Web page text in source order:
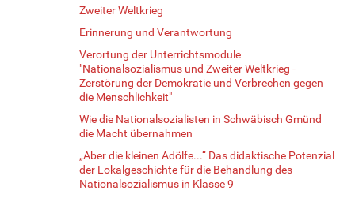
Zweiter Weltkrieg
Erinnerung und Verantwortung
Verortung der Unterrichtsmodule
"Nationalsozialismus und Zweiter Weltkrieg -
Zerstörung der Demokratie und Verbrechen gegen
die Menschlichkeit"
Wie die Nationalsozialisten in Schwäbisch Gmünd
die Macht übernahmen
„Aber die kleinen Adölfe...“ Das didaktische Potenzial
der Lokalgeschichte für die Behandlung des
Nationalsozialismus in Klasse 9